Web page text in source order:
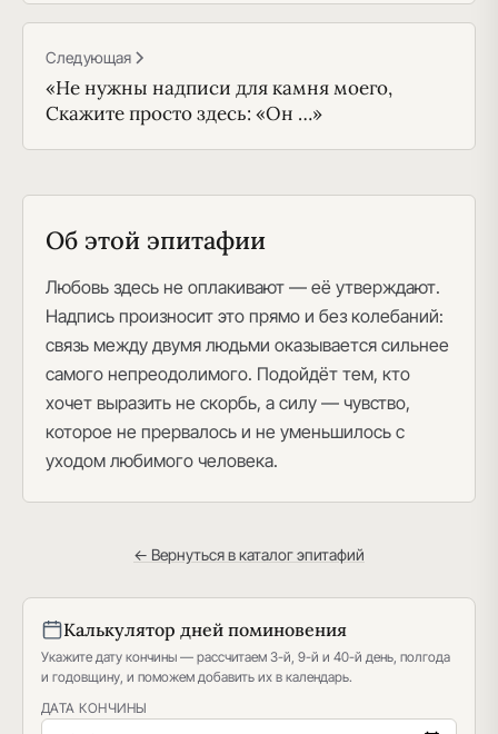
Следующая
«Не нужны надписи для камня моего,
Скажите просто здесь: «Он …»
Об этой эпитафии
Любовь здесь не оплакивают — её утверждают.
Надпись произносит это прямо и без колебаний:
связь между двумя людьми оказывается сильнее
самого непреодолимого. Подойдёт тем, кто
хочет выразить не скорбь, а силу — чувство,
которое не прервалось и не уменьшилось с
уходом любимого человека.
← Вернуться в каталог эпитафий
Калькулятор дней поминовения
Укажите дату кончины — рассчитаем 3-й, 9-й и 40-й день, полгода
и годовщину, и поможем добавить их в календарь.
ДАТА КОНЧИНЫ